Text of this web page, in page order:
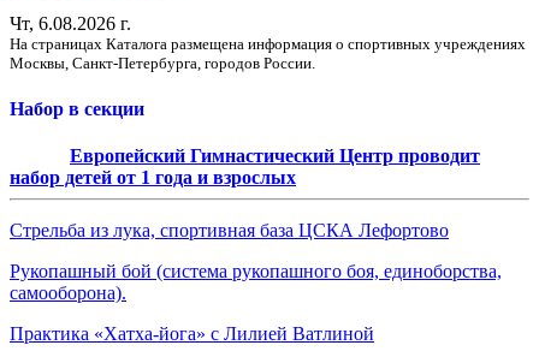
Чт, 6.08.2026 г.
На страницах Каталога размещена информация о спортивных учреждениях
Москвы, Санкт-Петербурга, городов России.
Набор в секции
Европейский Гимнастический Центр проводит
набор детей от 1 года и взрослых
Стрельба из лука, спортивная база ЦСКА Лефортово
Рукопашный бой (система рукопашного боя, единоборства,
самооборона).
Практика «Хатха-йога» с Лилией Ватлиной